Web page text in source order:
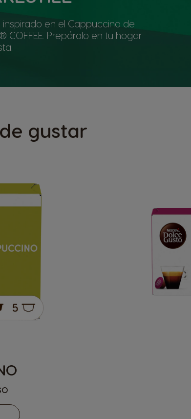
en el Cappuccino de
COFFEE. Prepáralo en tu hogar
gustar